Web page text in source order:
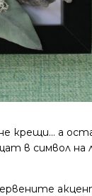
крещи… а
в символ